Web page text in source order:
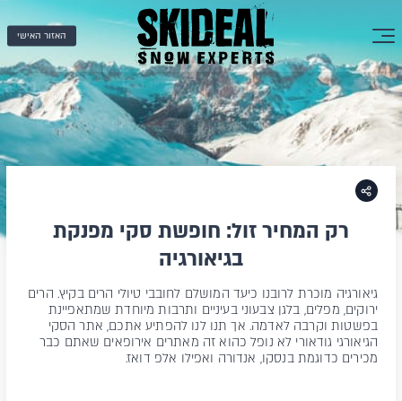
האזור האישי
רק המחיר זול: חופשת סקי מפנקת
בגיאורגיה
גיאורגיה מוכרת לרובנו כיעד המושלם לחובבי טיולי הרים בקיץ. הרים
ירוקים, מפלים, בלגן צבעוני בעיניים ותרבות מיוחדת שמתאפיינת
בפשטות וקרבה לאדמה. אך תנו לנו להפתיע אתכם, אתר הסקי
הגיאורגי גודאורי לא נופל כהוא זה מאתרים אירופאים שאתם כבר
מכירים כדוגמת בנסקו, אנדורה ואפילו אלפ דואז.